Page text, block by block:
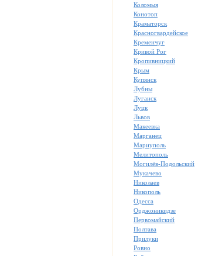
Коломыя
Конотоп
Краматорск
Красногвардейское
Кременчуг
Кривой Рог
Кропивницкий
Крым
Купянск
Лубны
Луганск
Луцк
Львов
Макеевка
Марганец
Мариуполь
Мелитополь
Могилёв-Подольский
Мукачево
Николаев
Никополь
Одесса
Орджоникидзе
Первомайский
Полтава
Прилуки
Ровно